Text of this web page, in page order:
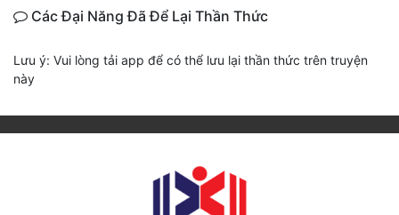
Các Đại Năng Đã Để Lại Thần Thức
Lưu ý: Vui lòng tải app để có thể lưu lại thần thức trên truyện
này